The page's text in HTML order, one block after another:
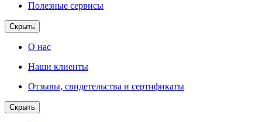
Полезные сервисы
Скрыть
О нас
Наши клиенты
Отзывы, свидетельства и сертификаты
Скрыть